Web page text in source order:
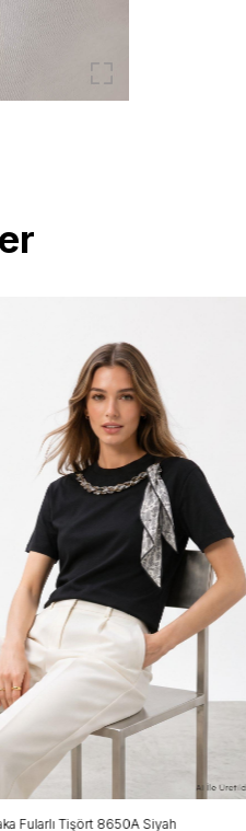
Fularlı Tişört 8650A Siyah